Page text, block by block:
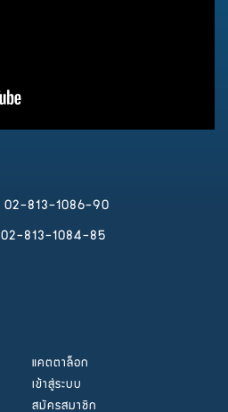
02-813-1086-90
02-813-1084-85
แคตตาล็อก
เข้าสู่ระบบ
สมัครสมาชิก